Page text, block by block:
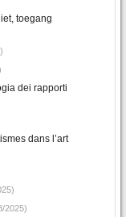
toegang
dei rapporti
dans l’art
2025)